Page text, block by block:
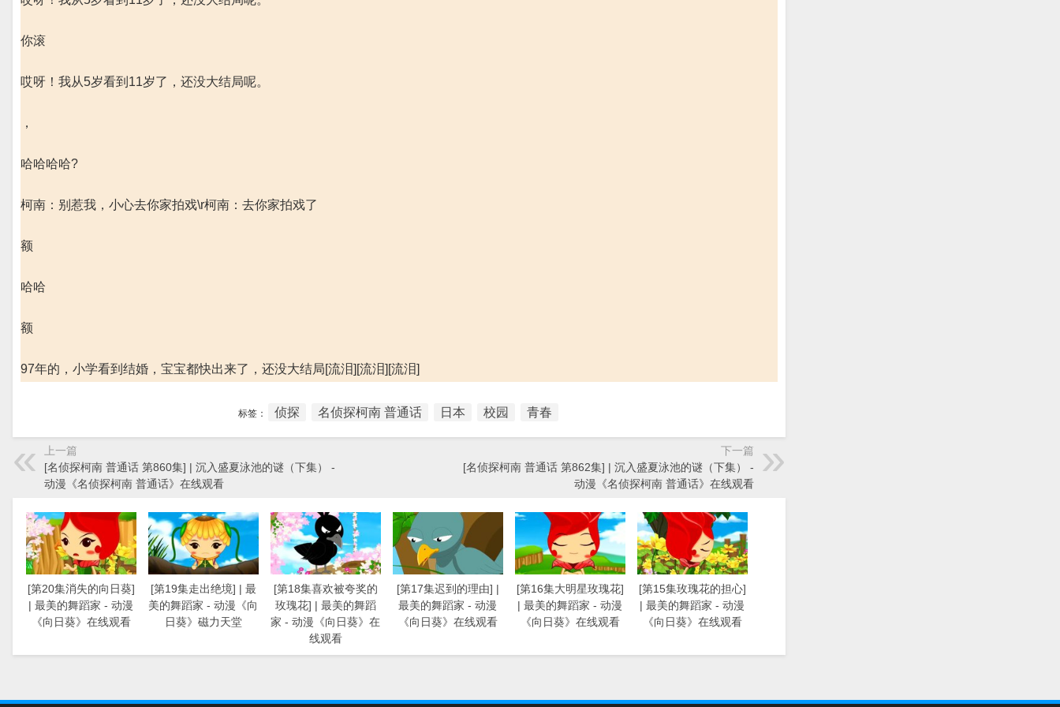
你滚
哎呀！我从5岁看到11岁了，还没大结局呢。
，
哈哈哈哈?
柯南：别惹我，小心去你家拍戏\r柯南：去你家拍戏了
额
哈哈
额
97年的，小学看到结婚，宝宝都快出来了，还没大结局[流泪][流泪][流泪]
标签： 侦探 名侦探柯南 普通话 日本 校园 青春
上一篇
[名侦探柯南 普通话 第860集] | 沉入盛夏泳池的谜（下集） -
动漫《名侦探柯南 普通话》在线观看
下一篇
[名侦探柯南 普通话 第862集] | 沉入盛夏泳池的谜（下集） -
动漫《名侦探柯南 普通话》在线观看
[第20集消失的向日葵]
| 最美的舞蹈家 - 动漫
《向日葵》在线观看
[第19集走出绝境] | 最
美的舞蹈家 - 动漫《向
日葵》磁力天堂
[第18集喜欢被夸奖的
玫瑰花] | 最美的舞蹈
家 - 动漫《向日葵》在
线观看
[第17集迟到的理由] |
最美的舞蹈家 - 动漫
《向日葵》在线观看
[第16集大明星玫瑰花]
| 最美的舞蹈家 - 动漫
《向日葵》在线观看
[第15集玫瑰花的担心]
| 最美的舞蹈家 - 动漫
《向日葵》在线观看